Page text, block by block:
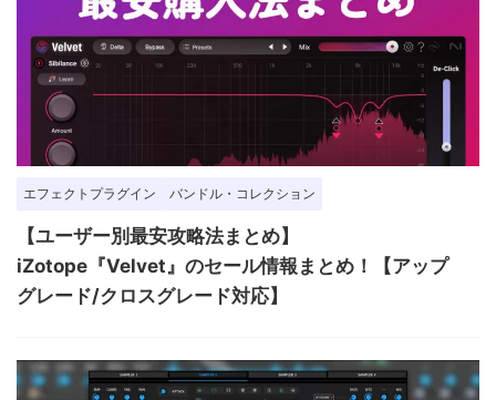
エフェクトプラグイン バンドル・コレクション
【ユーザー別最安攻略法まとめ】
iZotope『Velvet』のセール情報まとめ！【アップ
グレード/クロスグレード対応】